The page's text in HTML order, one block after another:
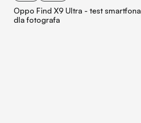
Oppo Find X9 Ultra - test smartfona
dla fotografa